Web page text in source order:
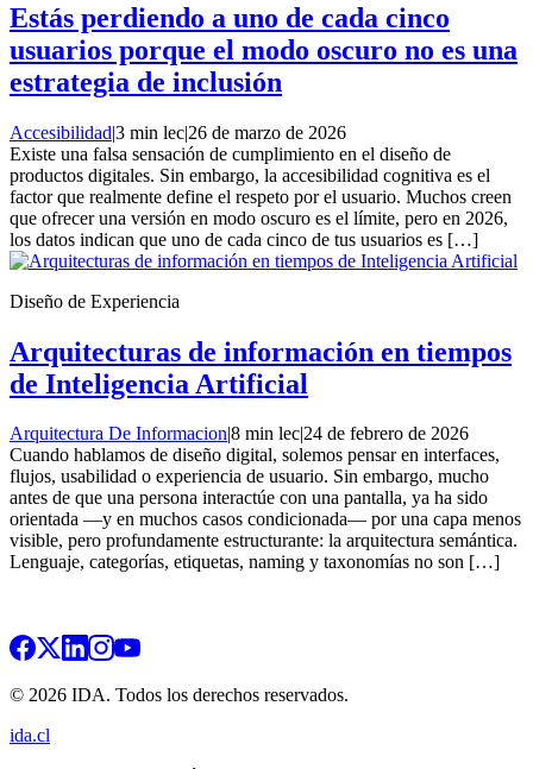
Estás perdiendo a uno de cada cinco
usuarios porque el modo oscuro no es una
estrategia de inclusión
Accesibilidad|3 min lec|26 de marzo de 2026
Existe una falsa sensación de cumplimiento en el diseño de
productos digitales. Sin embargo, la accesibilidad cognitiva es el
factor que realmente define el respeto por el usuario. Muchos creen
que ofrecer una versión en modo oscuro es el límite, pero en 2026,
los datos indican que uno de cada cinco de tus usuarios es […]
Diseño de Experiencia
Arquitecturas de información en tiempos
de Inteligencia Artificial
Arquitectura De Informacion|8 min lec|24 de febrero de 2026
Cuando hablamos de diseño digital, solemos pensar en interfaces,
flujos, usabilidad o experiencia de usuario. Sin embargo, mucho
antes de que una persona interactúe con una pantalla, ya ha sido
orientada —y en muchos casos condicionada— por una capa menos
visible, pero profundamente estructurante: la arquitectura semántica.
Lenguaje, categorías, etiquetas, naming y taxonomías no son […]
© 2026 IDA. Todos los derechos reservados.
ida.cl